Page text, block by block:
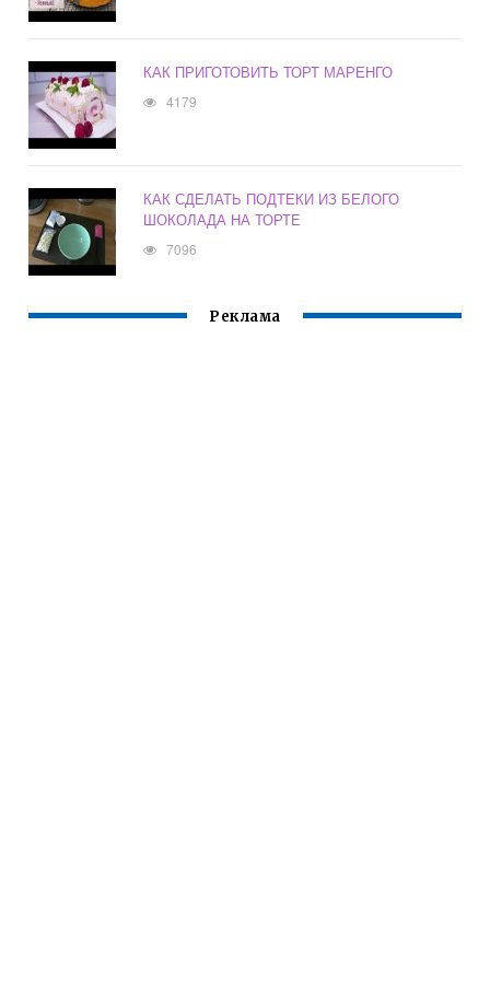
КАК ПРИГОТОВИТЬ ТОРТ МАРЕНГО
4179
КАК СДЕЛАТЬ ПОДТЕКИ ИЗ БЕЛОГО
ШОКОЛАДА НА ТОРТЕ
7096
Реклама